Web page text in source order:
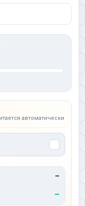
автоматически
—
—